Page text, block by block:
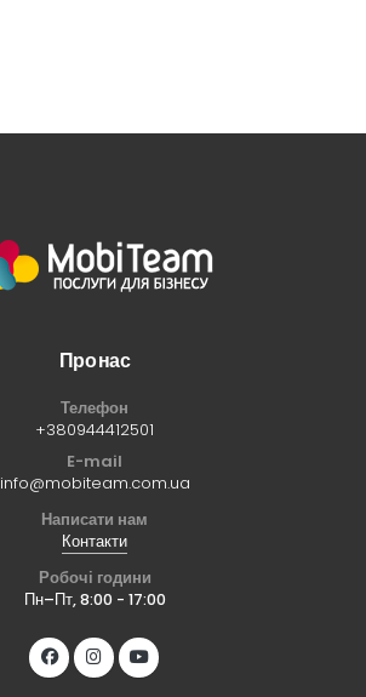
Про нас
Телефон
+380944412501
E-mail
info@mobiteam.com.ua
Написати нам
Контакти
Робочі години
Пн–Пт, 8:00 - 17:00